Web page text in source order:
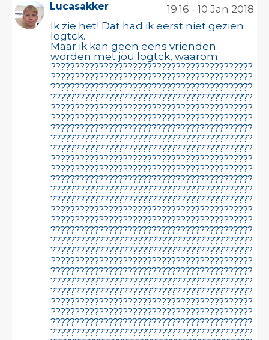
Lucasakker
19:16 - 10 Jan 2018
Ik zie het! Dat had ik eerst niet gezien
logtck.
Maar ik kan geen eens vrienden
worden met jou logtck, waarom
???????????????????????????????????????????????????????????????????????????????????????????????????????????????????????????????????????????????????????????????????????????????????????????????????????????????????????????????????????????????????????????????????????????????????????????????????????????????????????????????????????????????????????????????????????????????????????????????????????????????????????????????????????????????????????????????????????????????????????????????????????????????????????????????????????????????????????????????????????????????????????????????????????????????????????????????????????????????????????????????????????????????????????????????????????????????????????????????????????????????????????????????????????????????????????????????????????????????????????????????????????????????????????????????????????????????????????????????????????????????????????????????????????????????????????????????????????????????????????????????????????????????????????????????????????????????????????????????????????????????????????????????????????????????????????????????????????????????????????????????????????????????????????????????????????????????????????????????????????????????????????????????????????????????????????????????????????????????????????????????????????????????????????????????????????????????????????????????????????????????????????????????????????????????????????????????????????????????????????????????????????????????????????????????????????????????????????????????????????????????????????????????????????????????????????????????????????????????????????????????????????????????????????????????????????????????????????????????????????????????????????????????????????????????????????????????????????????????????????????????????????????????????????????????????????????????????????????????????????????????????????????????????????????????????????????????????????????????????????????????????????????????????????????????????????????????????????????????????????????????????????????????????????????????????????????????????????????????????????????????????????????????????????????????????????????????????????????????????????????????????????????????????????????????????????????????????????????????????????????????????????????????????????????????????????????????????????????????????????????????????????????????????????????????????????????????????????????????????????????????????????????????????????????????????????????????????????????????????????????????????????????????????????????????????????????????????????????????????????????????????????????????????????????????????????????????????????????????????????????????????????????????????????????????????????????????????????????????????????????????????????????????????????????????????????????????????????????????????????????????????????????????????????????????????????????????????????????????????????????????????????????????????????????????????????????????????????????????????????????????????????????????????????????????????????????????????????????????????????????????????????????????????????????????????????????????????????????????????????????????????????????????????????????????????????????????????????????????????????????????????????????????????????????????????????????????????????????????????????????????????????????????????????????????????????????????????????????????????????????????????????????????????????????????????????????????????????????????????????????????????????????????????????????????????????????????????????????????????????????????????????????????????????????????????????????????????????????????????????????????????????????????????????????????????????????????????????????????????????????????????????????????????????????????????????????????????????????????????????????????????????????????????????????????????????????????????????????????????????????????????????????????????????????????????????????????????????????????????????????????????????????????????????????????????????????????????????????????????????????????????????????????????????????????????????????????????????????????????????????????????????????????????????????????????????????????????????????????????????????????????????????????????????????????????????????????????????????????????????????????????????????????????????????????????????????????????????????????????????????????????????????????????????????????????????????????????????????????????????????????????????????????????????????????????????????????????????????????????????????????????????????????????????????????????????????????????????????????????????????????????????????????????????????????????????????????????????????????????????????????????????????????????????????????????????????????????????????????????????????????????????????????????????????????????????????????????????????????????????????????????????????????????????????????????????????????????????????????????????????????????????????????????????????????????????????????????????????????????????????????????????????????????????????????????????????????????????????????????????????????????????????????????????????????????????????????????????????????????????????????????????????????????????????????????????????????????????????????????????????????????????????????????????????????????????????????????????????????????????????????????????????????????????????????????????????????????????????????????????????????????????????????????????????????????????????????????????????????????????????????????????????????????????????????????????????????????????????????????????????????????????????????????????????????????????????????????????????????????????????????????????????????????????????????????????????????????????????????????????????????????????????????????????????????????????????????????????????????????????????????????????????????????????????????????????????????????????????????????????????????????????????????????????????????????????????????????????????????????????????????????????????????????????????????????????????????????????????????????????????????????????????????????????????????????????????????????????????????????????????????????????????????????????????????????????????????????????????????????????????????????????????????????????????????????????????????????????????????????????????????????????????????????????????????????????????????????????????????????????????????????????????????????????????????????????????????????????????????????????????????????????????????????????????????????????????????????????????????????????????????????????????????????????????????????????????????????????????????????????????????????????????????????????????????????????????????????????????????????????????????????????????????????????????????????????????????????????????????????????????????????????????????????????????????????????????????????????????????????????????????????????????????????????????????????????????????????????????????????????????????????????????????????????????????????????????????????????????????????????????????????????????????????????????????????????????????????????????????????????????????????????????????????????????????????????????????????????????????????????????????????????????????????????????????????????????????????????????????????????????????????????????????????????????????????????????????????????????????????????????????????????????????????????????????????????????????????????????????????????????????????????????????????????????????????????????????????????????????????????????????????????????????????????????????????????????????????????????????????????????????????????????????????????????????????????????????????????????????????????????????????????????????????????????????????????????????????????????????????????????????????????????????????????????????????????????????????????????????????????????????????????????????????????????????????????????????????????????????????????????????????????????????????????????????????????????????????????????????????????????????????????????????????????????????????????????????????????????????????????????????????????????????????????????????????????????????????????????????????????????????????????????????????????????????????????????????????????????????????????????????????????????????????????????????????????????????????????????????????????????????????????????????????????????????????????????????????????????????????????????????????????????????????????????????????????????????????????????????????????????????????????????????????????????????????????????????????????????????????????????????????????????????????????????????????????????????????????????????????????????????????????????????????????????????????????????????????????????????????????????????????????????????????????????????????????????????????????????????????????????????????????????????????????????????????????????????????????????????????????????????????????????????????????????????????????????????????????????????????????????????????????????????????????????????????????????????????????????????????????????????????????????????????????????????????????????????????????????????????????????????????????????????????????????????????????????????????????????????????????????????????????????????????????????????????????????????????????????????????????????????????????????????????????????????????????????????????????????????????????????????????????????????????????????????????????????????????????????????????????????????????????????????????????????????????????????????????????????????????????????????????????????????????????????????????????????????????????????????????????????????????????????????????????????????????????????????????????????????????????????????????????????????????????????????????????????????????????????????????????????????????????????????????????????????????????????????????????????????????????????????????????????????????????????????????????????????????????????????????????????????????????????????????????????????????????????????????????????????????????????????????????????????????????????????????????????????????????????????????????????????